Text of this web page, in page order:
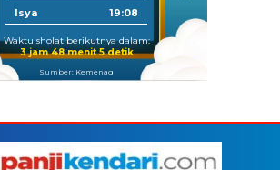
Isya 19:08
Waktu sholat berikutnya dalam:
3 jam 48 menit 5 detik
Sumber: Kemenag